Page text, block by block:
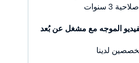
صلاحية 3 سنوات
الموجه مع مشغل عن بُعد
لدينا